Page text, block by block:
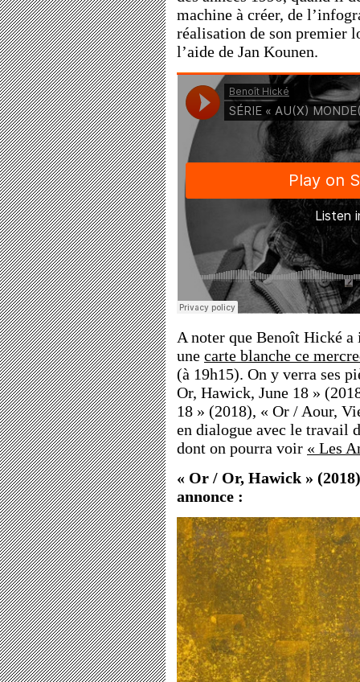
machine à créer, de
réalisation de son premier
l’aide de Jan Kounen.
A noter que Benoît Hické a
une carte blanche ce
(à 19h15). On y verra ses
Or, Hawick, June 18 »
18 » (2018), « Or / Aour,
en dialogue avec le travail
dont on pourra voir « Les
« Or / Or, Hawick »
annonce :